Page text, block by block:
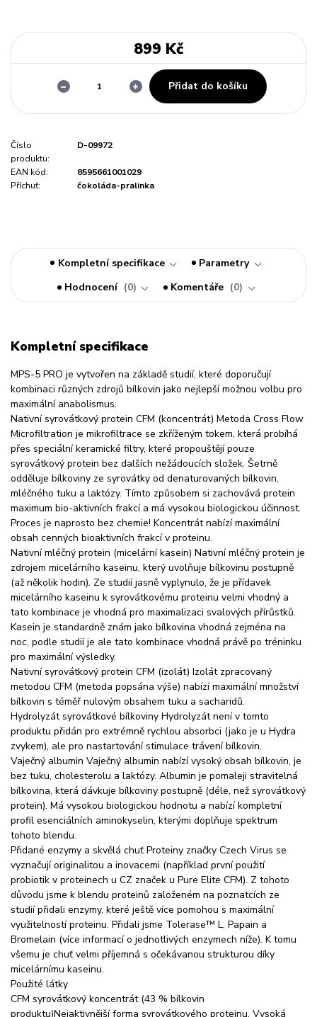
899 Kč
Přidat do košíku
Číslo
produktu:
D-09972
EAN kód:
8595661001029
Příchuť:
čokoláda-pralinka
Kompletní specifikace
Parametry
Hodnocení
0 Komentáře 0
Kompletní specifikace
MPS-5 PRO je vytvořen na základě studií, které doporučují
kombinaci různých zdrojů bílkovin jako nejlepší možnou volbu pro
maximální anabolismus.
Nativní syrovátkový protein CFM (koncentrát) Metoda Cross Flow
Microfiltration je mikrofiltrace se zkříženým tokem, která probíhá
přes speciální keramické filtry, které propouštějí pouze
syrovátkový protein bez dalších nežádoucích složek. Šetrně
odděluje bílkoviny ze syrovátky od denaturovaných bílkovin,
mléčného tuku a laktózy. Tímto způsobem si zachovává protein
maximum bio-aktivních frakcí a má vysokou biologickou účinnost.
Proces je naprosto bez chemie! Koncentrát nabízí maximální
obsah cenných bioaktivních frakcí v proteinu.
Nativní mléčný protein (micelární kasein) Nativní mléčný protein je
zdrojem micelárního kaseinu, který uvolňuje bílkovinu postupně
(až několik hodin). Ze studií jasně vyplynulo, že je přídavek
micelárního kaseinu k syrovátkovému proteinu velmi vhodný a
tato kombinace je vhodná pro maximalizaci svalových přírůstků.
Kasein je standardně znám jako bílkovina vhodná zejména na
noc, podle studií je ale tato kombinace vhodná právě po tréninku
pro maximální výsledky.
Nativní syrovátkový protein CFM (izolát) Izolát zpracovaný
metodou CFM (metoda popsána výše) nabízí maximální množství
bílkovin s téměř nulovým obsahem tuku a sacharidů.
Hydrolyzát syrovátkové bílkoviny Hydrolyzát není v tomto
produktu přidán pro extrémně rychlou absorbci (jako je u Hydra
zvykem), ale pro nastartování stimulace trávení bílkovin.
Vaječný albumin Vaječný albumin nabízí vysoký obsah bílkovin, je
bez tuku, cholesterolu a laktózy. Albumin je pomaleji stravitelná
bílkovina, která dávkuje bílkoviny postupně (déle, než syrovátkový
protein). Má vysokou biologickou hodnotu a nabízí kompletní
profil esenciálních aminokyselin, kterými doplňuje spektrum
tohoto blendu.
Přidané enzymy a skvělá chuť Proteiny značky Czech Virus se
vyznačují originalitou a inovacemi (například první použití
probiotik v proteinech u CZ značek u Pure Elite CFM). Z tohoto
důvodu jsme k blendu proteinů založeném na poznatcích ze
studií přidali enzymy, které ještě více pomohou s maximální
využitelností proteinu. Přidali jsme Tolerase™ L, Papain a
Bromelain (více informací o jednotlivých enzymech níže). K tomu
všemu je chuť velmi příjemná s očekávanou strukturou díky
micelárnímu kaseinu.
Použité látky
CFM syrovátkový koncentrát (43 % bílkovin
produktu)Nejaktivnější forma syrovátkového proteinu. Vysoká